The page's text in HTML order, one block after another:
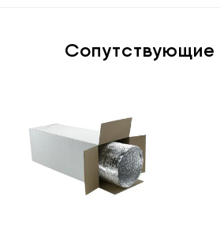
Сопутствующие